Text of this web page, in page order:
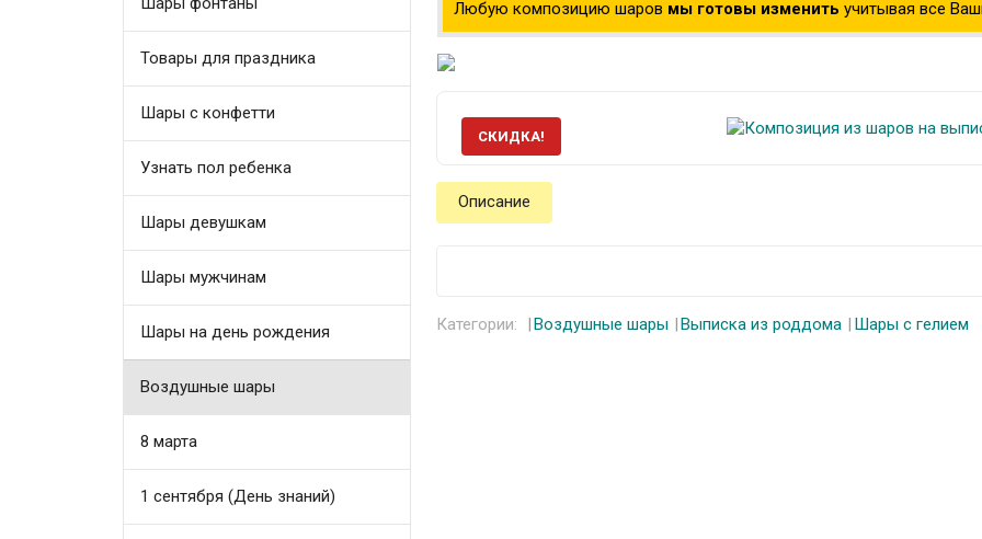
Товары для праздника
Шары с конфетти
Узнать пол ребенка
Шары девушкам
Шары мужчинам
Шары на день рождения
Воздушные шары
8 марта
1 сентября (День знаний)
Любую композицию шаров мы готовы изменить учитывая все
СКИДКА!
Описание
Категории: Воздушные шары Выписка из роддома Шары с гелием